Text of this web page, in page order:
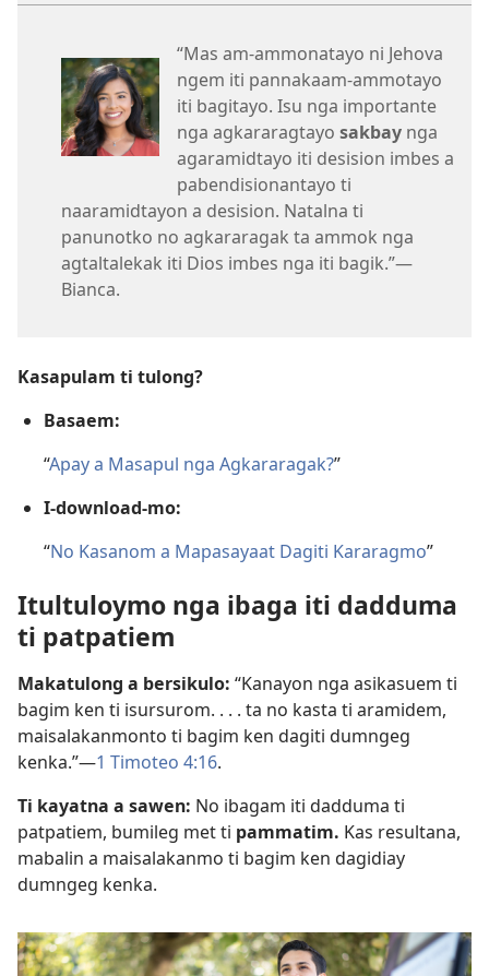
“Mas am-ammonatayo ni Jehova
ngem iti pannakaam-ammotayo
iti bagitayo. Isu nga importante
nga agkararagtayo sakbay nga
agaramidtayo iti desision imbes a
pabendisionantayo ti
naaramidtayon a desision. Natalna ti
panunotko no agkararagak ta ammok nga
agtaltalekak iti Dios imbes nga iti bagik.”—
Bianca.
Kasapulam ti tulong?
Basaem:
“Apay a Masapul nga Agkararagak?”
I-download-mo:
“No Kasanom a Mapasayaat Dagiti Kararagmo”
Itultuloymo nga ibaga iti dadduma
ti patpatiem
Makatulong a bersikulo: “Kanayon nga asikasuem ti
bagim ken ti isursurom. . . . ta no kasta ti aramidem,
maisalakanmonto ti bagim ken dagiti dumngeg
kenka.”—1 Timoteo 4:16.
Ti kayatna a sawen: No ibagam iti dadduma ti
patpatiem, bumileg met ti pammatim. Kas resultana,
mabalin a maisalakanmo ti bagim ken dagidiay
dumngeg kenka.